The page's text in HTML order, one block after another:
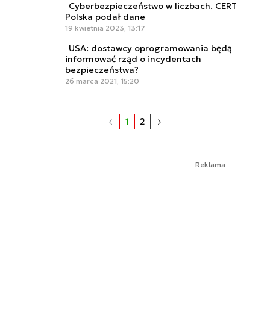
Cyberbezpieczeństwo w liczbach. CERT
Polska podał dane
19 kwietnia 2023, 13:17
USA: dostawcy oprogramowania będą
informować rząd o incydentach
bezpieczeństwa?
26 marca 2021, 15:20
1 2
Reklama